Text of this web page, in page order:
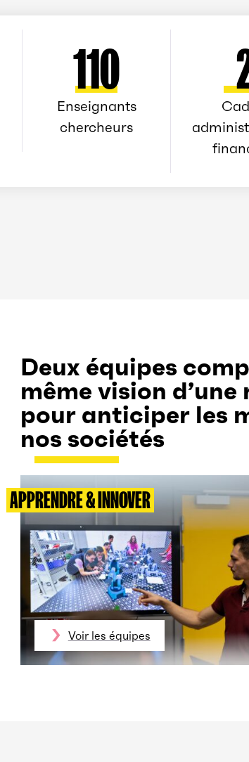
110
Enseignants
chercheurs
Deux équipes
même vision
pour anticiper les
nos sociétés
APPRENDRE & INNOVER
Voir les équipes